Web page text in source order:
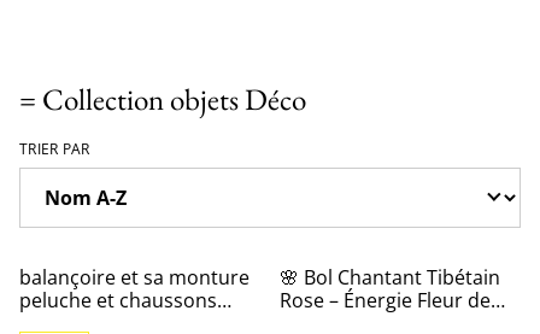
= Collection objets Déco
TRIER PAR
balançoire et sa monture
peluche et chaussons
🌸 Bol Chantant Tibétain
Rose – Énergie Fleur de